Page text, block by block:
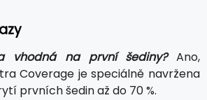
vhodná na první šediny?Ano,
Coverage je speciálně navržena
prvních šedin až do 70 %.